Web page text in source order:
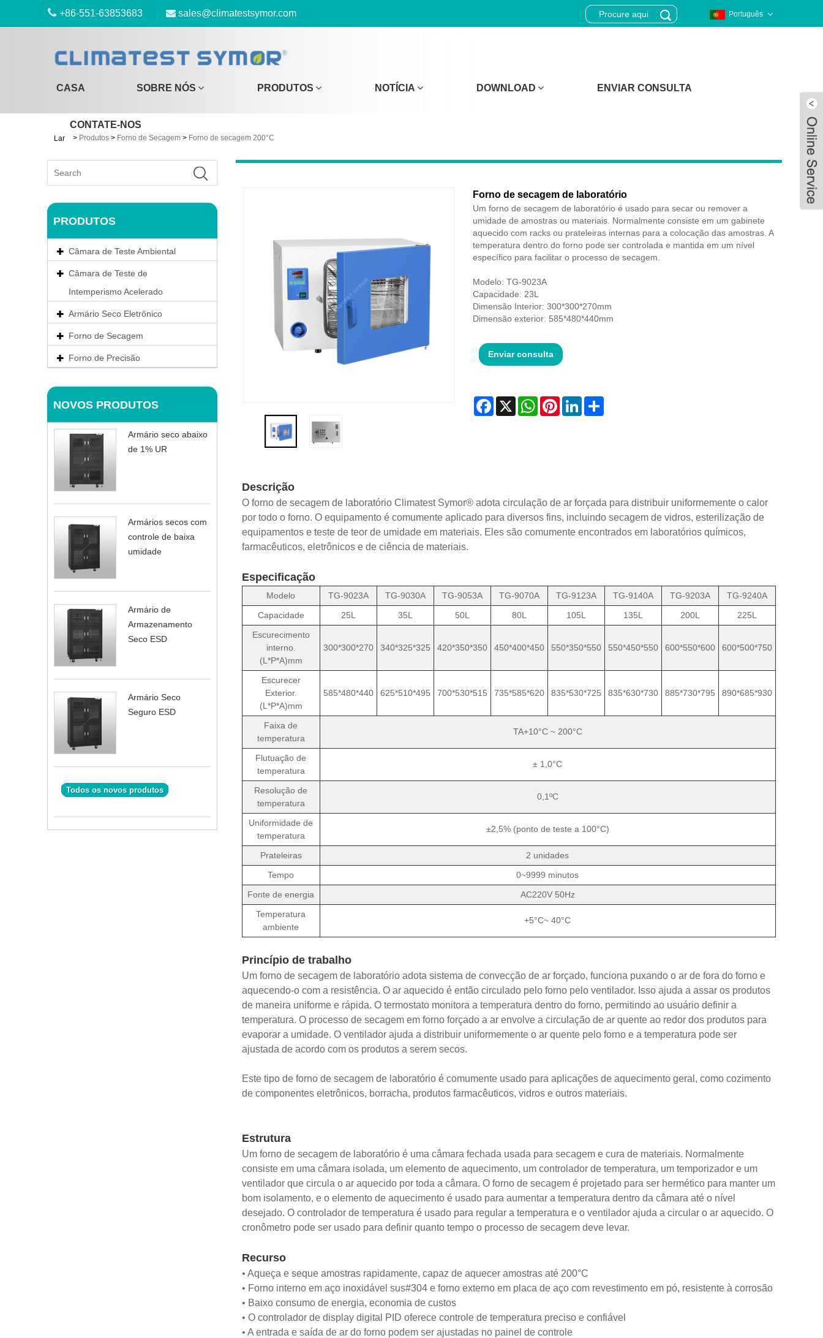
+86-551-63853683 sales@climatestsymor.com Português
CASA SOBRE NÓS PRODUTOS NOTÍCIA DOWNLOAD ENVIAR CONSULTA
CONTATE-NOS
Lar > Produtos > Forno de Secagem > Forno de secagem 200°C
PRODUTOS
Câmara de Teste Ambiental
Câmara de Teste de
Intemperismo Acelerado
Armário Seco Eletrônico
Forno de Secagem
Forno de Precisão
NOVOS PRODUTOS
Armário seco abaixo
de 1% UR
Armários secos com
controle de baixa
umidade
Armário de
Armazenamento
Seco ESD
Armário Seco
Seguro ESD
Todos os novos produtos
Forno de secagem de laboratório
Um forno de secagem de laboratório é usado para secar ou remover a
umidade de amostras ou materiais. Normalmente consiste em um gabinete
aquecido com racks ou prateleiras internas para a colocação das amostras. A
temperatura dentro do forno pode ser controlada e mantida em um nível
específico para facilitar o processo de secagem.
Modelo: TG-9023A
Capacidade: 23L
Dimensão Interior: 300*300*270mm
Dimensão exterior: 585*480*440mm
Enviar consulta
Facebook
X WhatsAppPinterestLinkedInShare
Descrição
O forno de secagem de laboratório Climatest Symor® adota circulação de ar forçada para distribuir uniformemente o calor
por todo o forno. O equipamento é comumente aplicado para diversos fins, incluindo secagem de vidros, esterilização de
equipamentos e teste de teor de umidade em materiais. Eles são comumente encontrados em laboratórios químicos,
farmacêuticos, eletrônicos e de ciência de materiais.
Especificação
Modelo TG-9023A TG-9030A TG-9053A TG-9070A TG-9123A TG-9140A TG-9203A
TG-9240A
Capacidade
25L 35L 50L 80L 105L 135L 200L
225L
Escurecimento
interno.
(L*P*A)mm
300*300*270 340*325*325 420*350*350 450*400*450 550*350*550 550*450*550 600*550*600 600*500*750
Escurecer
Exterior.
(L*P*A)mm
585*480*440 625*510*495 700*530*515 735*585*620 835*530*725 835*630*730 885*730*795 890*685*930
Faixa de
temperatura
TA+10°C ~ 200°C
Flutuação de
temperatura
± 1,0°C
Resolução de
temperatura
0,1ºC
Uniformidade de
temperatura
±2,5% (ponto de teste a 100°C)
Prateleiras
2 unidades
Tempo
0~9999 minutos
Fonte de energia
AC220V 50Hz
Temperatura
ambiente
+5°C~ 40°C
Princípio de trabalho
Um forno de secagem de laboratório adota sistema de convecção de ar forçado, funciona puxando o ar de fora do forno e
aquecendo-o com a resistência. O ar aquecido é então circulado pelo forno pelo ventilador. Isso ajuda a assar os produtos
de maneira uniforme e rápida. O termostato monitora a temperatura dentro do forno, permitindo ao usuário definir a
temperatura. O processo de secagem em forno forçado a ar envolve a circulação de ar quente ao redor dos produtos para
evaporar a umidade. O ventilador ajuda a distribuir uniformemente o ar quente pelo forno e a temperatura pode ser
ajustada de acordo com os produtos a serem secos.
Este tipo de forno de secagem de laboratório é comumente usado para aplicações de aquecimento geral, como cozimento
de componentes eletrônicos, borracha, produtos farmacêuticos, vidros e outros materiais.
Estrutura
Um forno de secagem de laboratório é uma câmara fechada usada para secagem e cura de materiais. Normalmente
consiste em uma câmara isolada, um elemento de aquecimento, um controlador de temperatura, um temporizador e um
ventilador que circula o ar aquecido por toda a câmara. O forno de secagem é projetado para ser hermético para manter um
bom isolamento, e o elemento de aquecimento é usado para aumentar a temperatura dentro da câmara até o nível
desejado. O controlador de temperatura é usado para regular a temperatura e o ventilador ajuda a circular o ar aquecido. O
cronômetro pode ser usado para definir quanto tempo o processo de secagem deve levar.
Recurso
• Aqueça e seque amostras rapidamente, capaz de aquecer amostras até 200°C
• Forno interno em aço inoxidável sus#304 e forno externo em placa de aço com revestimento em pó, resistente à corrosão
• Baixo consumo de energia, economia de custos
• O controlador de display digital PID oferece controle de temperatura preciso e confiável
• A entrada e saída de ar do forno podem ser ajustadas no painel de controle